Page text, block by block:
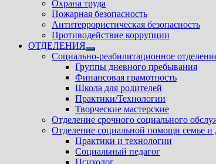
Охрана труда
Пожарная безопасность
Антитеррористическая безопасность
Противодействие коррупции
ОТДЕЛЕНИЯ
Показать
подменю
Социально-реабилитационное
Группы дневного пребывания
Финансовая грамотность
Школа для родителей
Практики/Технологии
Творческие мастерские
Отделение срочного социального
Отделение социальной помощи семье и
Практики и технологии
Социальный педагог
Психолог